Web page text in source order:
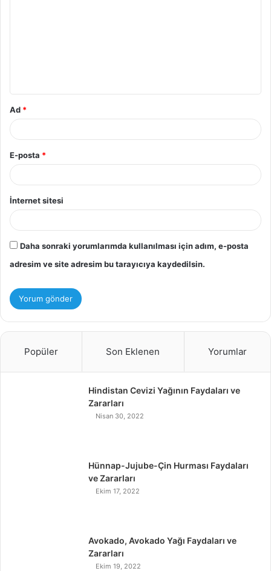
Ad *
E-posta *
İnternet sitesi
Daha sonraki yorumlarımda kullanılması için adım, e-posta
adresim ve site adresim bu tarayıcıya kaydedilsin.
Popüler Son Eklenen Yorumlar
Hindistan Cevizi Yağının Faydaları ve
Zararları
Nisan 30, 2022
Hünnap-Jujube-Çin Hurması Faydaları
ve Zararları
Ekim 17, 2022
Avokado, Avokado Yağı Faydaları ve
Zararları
Ekim 19, 2022